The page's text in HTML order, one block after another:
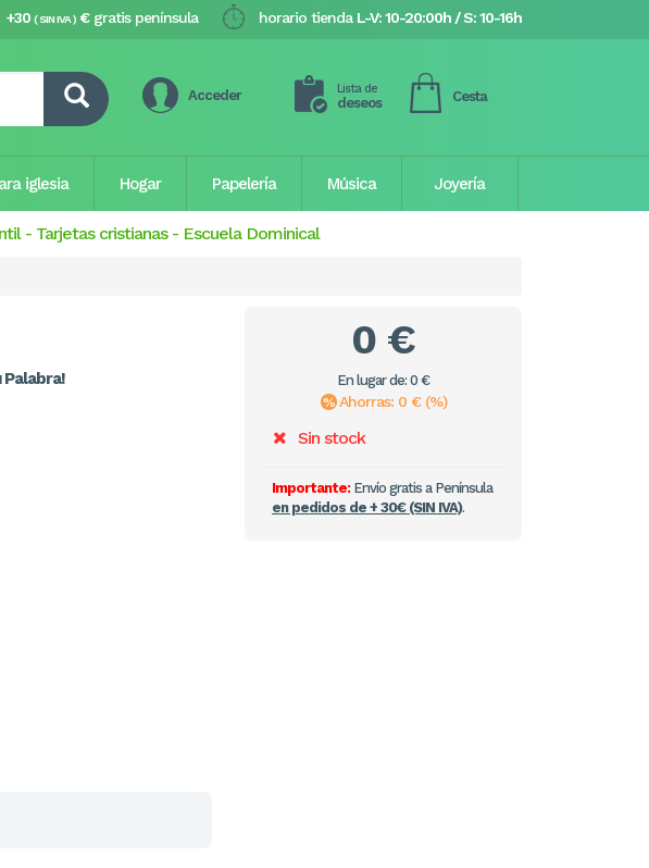
horario tienda L-V: 10-20:00h / S: 10-16h
+30 ( SIN IVA ) €gratis península
Acceder Lista de
deseos Cesta
iglesia Hogar Papelería Música Joyería
- Tarjetas cristianas - Escuela Dominical
Palabra!
0 €
En lugar de: 0 €
Ahorras: 0 € (%)
Sin stock
Importante:Envío gratis a Península
en pedidos de + 30€ (SIN IVA).